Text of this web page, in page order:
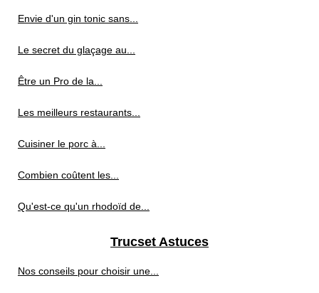
Envie d'un gin tonic sans...
Le secret du glaçage au...
Être un Pro de la...
Les meilleurs restaurants...
Cuisiner le porc à...
Combien coûtent les...
Qu'est-ce qu'un rhodoïd de...
Trucset Astuces
Nos conseils pour choisir une...